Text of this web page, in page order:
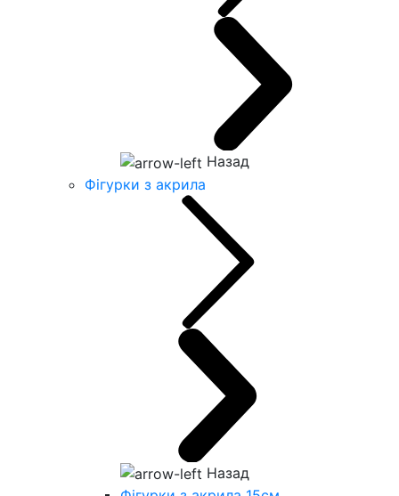
Назад
Фігурки з акрила
Назад